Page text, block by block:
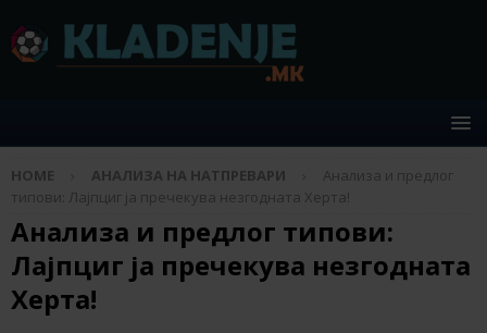
HOME АНАЛИЗА НА НАТПРЕВАРИ
Анализа и предлог
типови: Лајпциг ја пречекува незгодната Херта!
Анализа и предлог типови:
Лајпциг ја пречекува незгодната
Херта!